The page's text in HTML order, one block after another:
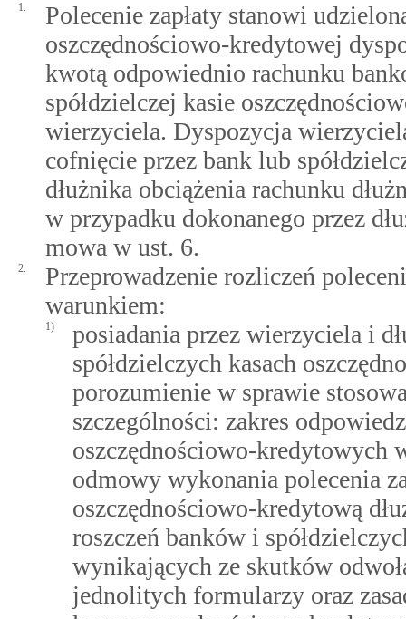
1.
Polecenie zapłaty stanowi
oszczędnościowo-kredytowej
kwotą odpowiednio rachunku
spółdzielczej kasie
wierzyciela. Dyspozycja
cofnięcie przez bank lub
dłużnika obciążenia rachunku
w przypadku dokonanego przez
mowa w ust. 6.
2.
Przeprowadzenie rozliczeń
warunkiem:
1)
posiadania przez wierzyciela i
spółdzielczych kasach
porozumienie w sprawie
szczególności: zakres
oszczędnościowo-kredytowych
odmowy wykonania polecenia
oszczędnościowo-kredytową
roszczeń banków i
wynikających ze skutków
jednolitych formularzy oraz